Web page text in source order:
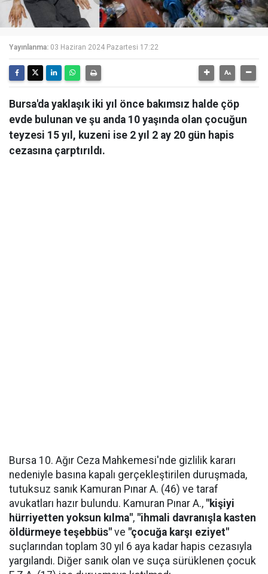
Yayınlanma: 03 Haziran 2024 Pazartesi 17:22
Bursa'da yaklaşık iki yıl önce bakımsız halde çöp
evde bulunan ve şu anda 10 yaşında olan çocuğun
teyzesi 15 yıl, kuzeni ise 2 yıl 2 ay 20 gün hapis
cezasına çarptırıldı.
Bursa 10. Ağır Ceza Mahkemesi'nde gizlilik kararı
nedeniyle basına kapalı gerçekleştirilen duruşmada,
tutuksuz sanık Kamuran Pınar A. (46) ve taraf
avukatları hazır bulundu. Kamuran Pınar A., "kişiyi
hürriyetten yoksun kılma", "ihmali davranışla kasten
öldürmeye teşebbüs" ve "çocuğa karşı eziyet"
suçlarından toplam 30 yıl 6 aya kadar hapis cezasıyla
yargılandı. Diğer sanık olan ve suça sürüklenen çocuk